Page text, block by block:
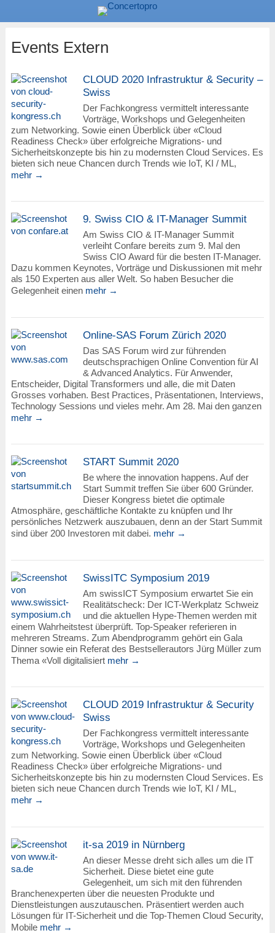
Events Extern
CLOUD 2020 Infrastruktur & Security –
Swiss
Der Fachkongress vermittelt interessante
Vorträge, Workshops und Gelegenheiten
zum Networking. Sowie einen Überblick über «Cloud
Readiness Check» über erfolgreiche Migrations- und
Sicherheitskonzepte bis hin zu modernsten Cloud Services. Es
bieten sich neue Chancen durch Trends wie IoT, KI / ML,
mehr →
9. Swiss CIO & IT-Manager Summit
Am Swiss CIO & IT-Manager Summit
verleiht Confare bereits zum 9. Mal den
Swiss CIO Award für die besten IT-Manager.
Dazu kommen Keynotes, Vorträge und Diskussionen mit mehr
als 150 Experten aus aller Welt. So haben Besucher die
Gelegenheit einen mehr →
Online-SAS Forum Zürich 2020
Das SAS Forum wird zur führenden
deutschsprachigen Online Convention für AI
& Advanced Analytics. Für Anwender,
Entscheider, Digital Transformers und alle, die mit Daten
Grosses vorhaben. Best Practices, Präsentationen, Interviews,
Technology Sessions und vieles mehr. Am 28. Mai den ganzen
mehr →
START Summit 2020
Be where the innovation happens. Auf der
Start Summit treffen Sie über 600 Gründer.
Dieser Kongress bietet die optimale
Atmosphäre, geschäftliche Kontakte zu knüpfen und Ihr
persönliches Netzwerk auszubauen, denn an der Start Summit
sind über 200 Investoren mit dabei. mehr →
SwissITC Symposium 2019
Am swissICT Symposium erwartet Sie ein
Realitätscheck: Der ICT-Werkplatz Schweiz
und die aktuellen Hype-Themen werden mit
einem Wahrheitstest überprüft. Top-Speaker referieren in
mehreren Streams. Zum Abendprogramm gehört ein Gala
Dinner sowie ein Referat des Bestsellerautors Jürg Müller zum
Thema «Voll digitalisiert mehr →
CLOUD 2019 Infrastruktur & Security
Swiss
Der Fachkongress vermittelt interessante
Vorträge, Workshops und Gelegenheiten
zum Networking. Sowie einen Überblick über «Cloud
Readiness Check» über erfolgreiche Migrations- und
Sicherheitskonzepte bis hin zu modernsten Cloud Services. Es
bieten sich neue Chancen durch Trends wie IoT, KI / ML,
mehr →
it-sa 2019 in Nürnberg
An dieser Messe dreht sich alles um die IT
Sicherheit. Diese bietet eine gute
Gelegenheit, um sich mit den führenden
Branchenexperten über die neuesten Produkte und
Dienstleistungen auszutauschen. Präsentiert werden auch
Lösungen für IT-Sicherheit und die Top-Themen Cloud Security,
Mobile mehr →